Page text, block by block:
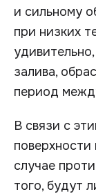
и сильному
при низких
залива,
период
В связи с
случае
того, будут